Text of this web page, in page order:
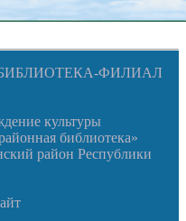
ФИЛИАЛ
культуры
библиотека»
район Республики